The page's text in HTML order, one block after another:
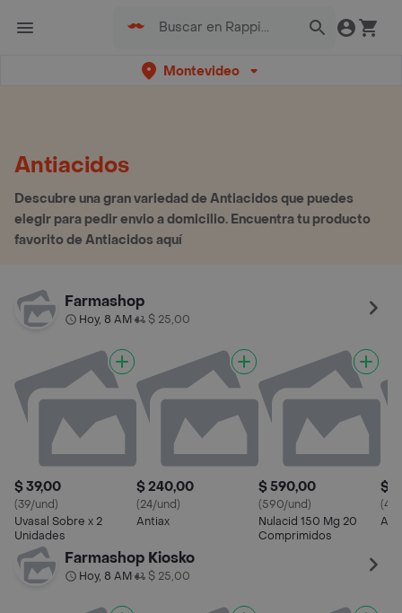
Montevideo
Antiacidos
Descubre una gran variedad de Antiacidos que puedes
elegir para pedir envio a domicilio. Encuentra tu producto
favorito de Antiacidos aquí
Farmashop
Hoy, 8 AM• $ 25,00
$ 39,00
(39/und)
Uvasal Sobre x 2
Unidades
$ 240,00
(24/und)
Antiax
$ 590,00
(590/und)
Nulacid 150 Mg 20
Comprimidos
$
Farmashop Kiosko
Hoy, 8 AM• $ 25,00